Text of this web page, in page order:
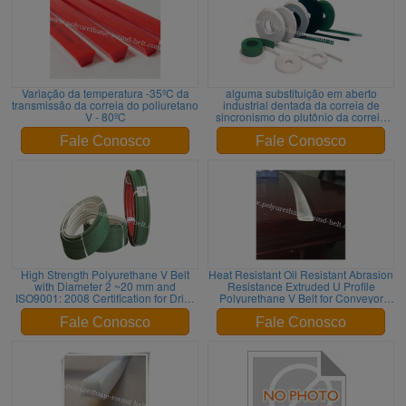
Variação da temperatura -35ºC da
transmissão da correia do poliuretano
V - 80ºC
Fale Conosco
alguma substituição em aberto
industrial dentada da correia de
sincronismo do plutônio da correia
cronometrando de correia de
sincronismo do plutônio da cor para a
passagem do transporte ROHS
Fale Conosco
High Strength Polyurethane V Belt
with Diameter 2 ~20 mm and
ISO9001: 2008 Certification for Drive
Transmission
Fale Conosco
Heat Resistant Oil Resistant Abrasion
Resistance Extruded U Profile
Polyurethane V Belt for Conveyor
Systems
Fale Conosco